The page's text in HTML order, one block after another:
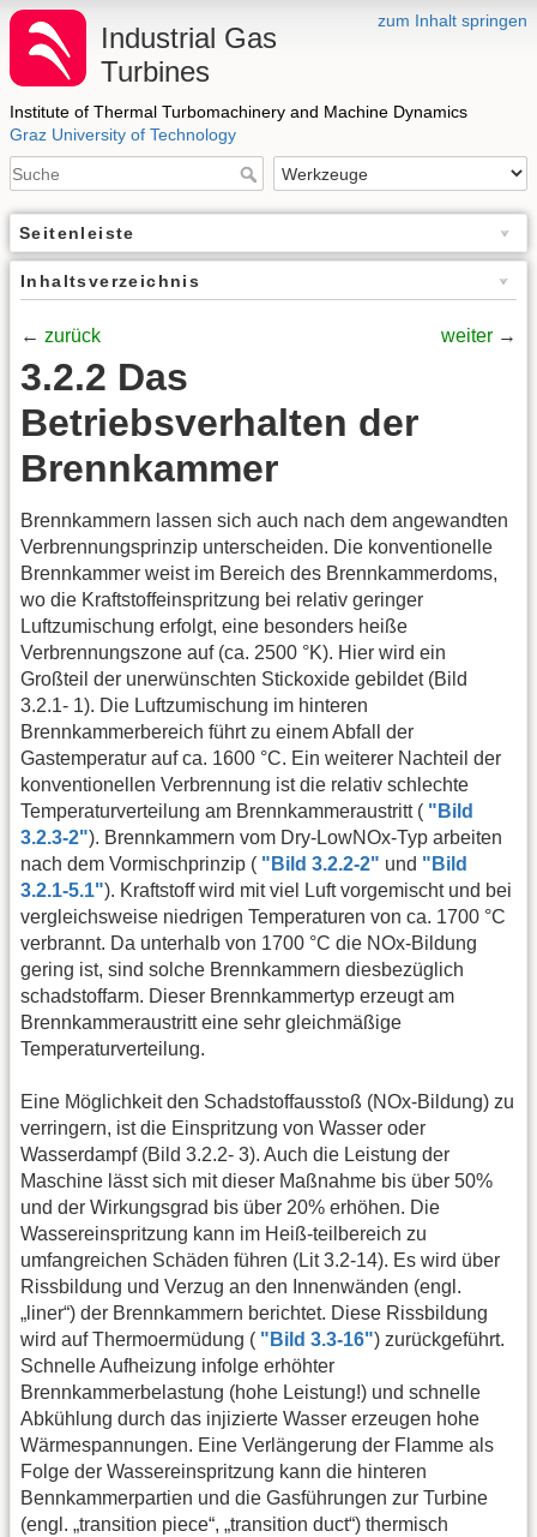
zum Inhalt springen
Industrial Gas
Turbines
Institute of Thermal Turbomachinery and Machine Dynamics
Graz University of Technology
Seitenleiste
Inhaltsverzeichnis
← zurück weiter →
3.2.2 Das
Betriebsverhalten der
Brennkammer
Brennkammern lassen sich auch nach dem angewandten
Verbrennungsprinzip unterscheiden. Die konventionelle
Brennkammer weist im Bereich des Brennkammerdoms,
wo die Kraftstoffeinspritzung bei relativ geringer
Luftzumischung erfolgt, eine besonders heiße
Verbrennungszone auf (ca. 2500 °K). Hier wird ein
Großteil der unerwünschten Stickoxide gebildet (Bild
3.2.1- 1). Die Luftzumischung im hinteren
Brennkammerbereich führt zu einem Abfall der
Gastemperatur auf ca. 1600 °C. Ein weiterer Nachteil der
konventionellen Verbrennung ist die relativ schlechte
Temperaturverteilung am Brennkammeraustritt ( "Bild
3.2.3-2"). Brennkammern vom Dry-LowNOx-Typ arbeiten
nach dem Vormischprinzip ( "Bild 3.2.2-2" und "Bild
3.2.1-5.1"). Kraftstoff wird mit viel Luft vorgemischt und bei
vergleichsweise niedrigen Temperaturen von ca. 1700 °C
verbrannt. Da unterhalb von 1700 °C die NOx-Bildung
gering ist, sind solche Brennkammern diesbezüglich
schadstoffarm. Dieser Brennkammertyp erzeugt am
Brennkammeraustritt eine sehr gleichmäßige
Temperaturverteilung.
Eine Möglichkeit den Schadstoffausstoß (NOx-Bildung) zu
verringern, ist die Einspritzung von Wasser oder
Wasserdampf (Bild 3.2.2- 3). Auch die Leistung der
Maschine lässt sich mit dieser Maßnahme bis über 50%
und der Wirkungsgrad bis über 20% erhöhen. Die
Wassereinspritzung kann im Heiß-teilbereich zu
umfangreichen Schäden führen (Lit 3.2-14). Es wird über
Rissbildung und Verzug an den Innenwänden (engl.
„liner“) der Brennkammern berichtet. Diese Rissbildung
wird auf Thermoermüdung ( "Bild 3.3-16") zurückgeführt.
Schnelle Aufheizung infolge erhöhter
Brennkammerbelastung (hohe Leistung!) und schnelle
Abkühlung durch das injizierte Wasser erzeugen hohe
Wärmespannungen. Eine Verlängerung der Flamme als
Folge der Wassereinspritzung kann die hinteren
Bennkammerpartien und die Gasführungen zur Turbine
(engl. „transition piece“, „transition duct“) thermisch